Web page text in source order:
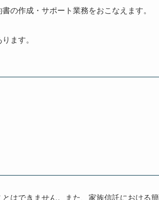
の作成・サポート業務をおこなえます。
ます。
はできません。また、家族信託における簡